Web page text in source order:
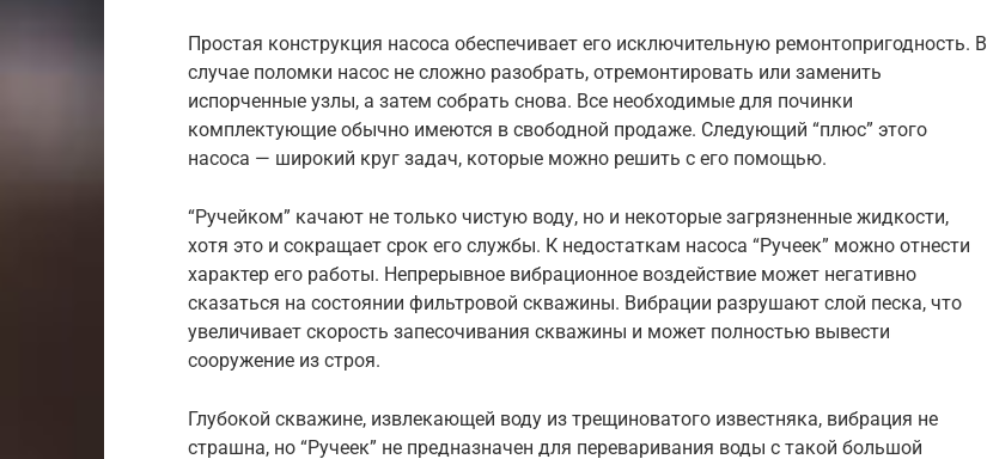
Простая конструкция насоса обеспечивает его исключительную ремонтопригодность. В
случае поломки насос не сложно разобрать, отремонтировать или заменить
испорченные узлы, а затем собрать снова. Все необходимые для починки
комплектующие обычно имеются в свободной продаже. Следующий “плюс” этого
насоса — широкий круг задач, которые можно решить с его помощью.
“Ручейком” качают не только чистую воду, но и некоторые загрязненные жидкости,
хотя это и сокращает срок его службы. К недостаткам насоса “Ручеек” можно отнести
характер его работы. Непрерывное вибрационное воздействие может негативно
сказаться на состоянии фильтровой скважины. Вибрации разрушают слой песка, что
увеличивает скорость запесочивания скважины и может полностью вывести
сооружение из строя.
Глубокой скважине, извлекающей воду из трещиноватого известняка, вибрация не
страшна, но “Ручеек” не предназначен для переваривания воды с такой большой